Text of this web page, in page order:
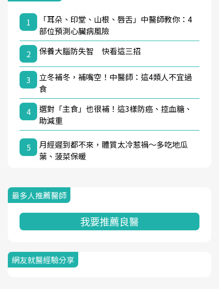
1
「耳朵、印堂、山根、唇舌」中醫師教你：4
部位預測心臟病風險
2
保養大腦防失智 快看這三招
3
立冬補冬，補嘴空！中醫師：這4類人不宜過
食
4
選對「主食」也很補！這3樣防癌、控血糖、
助減重
5
月經遲到都不來，體質太冷惹禍〜多吃地瓜
葉、菠菜保暖
最多人推薦醫師
我要推薦良醫
網友就醫經驗分享